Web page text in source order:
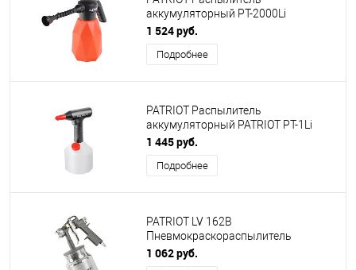
аккумуляторный PT-2000Li
[755302617]
1 524 руб.
Подробнее
PATRIOT Распылитель
аккумуляторный PATRIOT PT-1Li
[755302614]
1 445 руб.
Подробнее
PATRIOT LV 162В
Пневмокраскораспылитель
[830901010]
1 062 руб.